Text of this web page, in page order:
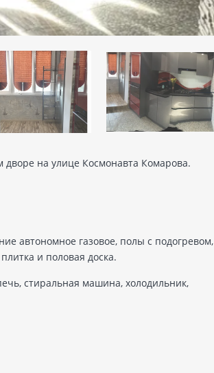
на улице Космонавта Комарова.
автономное газовое, полы с подогревом,
и половая доска.
стиральная машина, холодильник,